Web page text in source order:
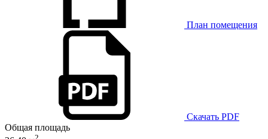
План помещения
Скачать PDF
Общая площадь